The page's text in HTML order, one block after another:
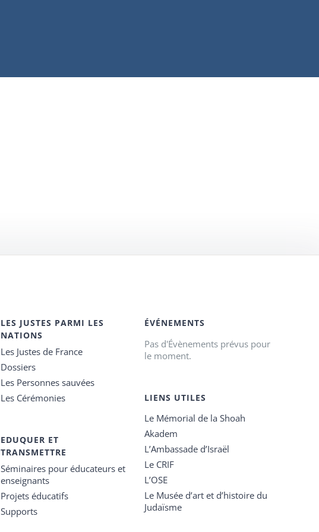
LES JUSTES PARMI LES
NATIONS
Les Justes de France
Dossiers
Les Personnes sauvées
Les Cérémonies
EDUQUER ET
TRANSMETTRE
Séminaires pour éducateurs et
enseignants
Projets éducatifs
Supports
ÉVÉNEMENTS
Pas d'Évènements prévus pour
le moment.
LIENS UTILES
Le Mémorial de la Shoah
Akadem
L’Ambassade d’Israël
Le CRIF
L’OSE
Le Musée d’art et d’histoire du
Judaïsme